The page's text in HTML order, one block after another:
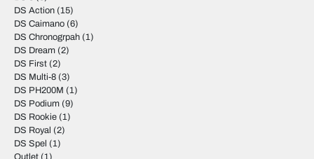
DS Action (15)
DS Caimano (6)
DS Chronogrpah (1)
DS Dream (2)
DS First (2)
DS Multi-8 (3)
DS PH200M (1)
DS Podium (9)
DS Rookie (1)
DS Royal (2)
DS Spel (1)
Outlet (1)